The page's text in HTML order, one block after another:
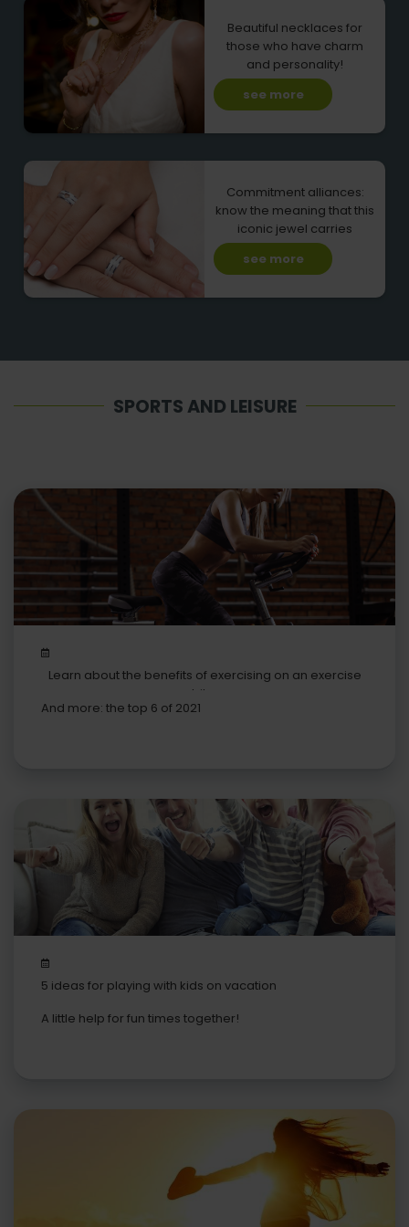
Beautiful necklaces for
those who have charm
and personality!
see more
Commitment alliances:
know the meaning that this
iconic jewel carries
see more
SPORTS AND LEISURE
Learn about the benefits of exercising on an exercise
bike
And more: the top 6 of 2021
5 ideas for playing with kids on vacation
A little help for fun times together!